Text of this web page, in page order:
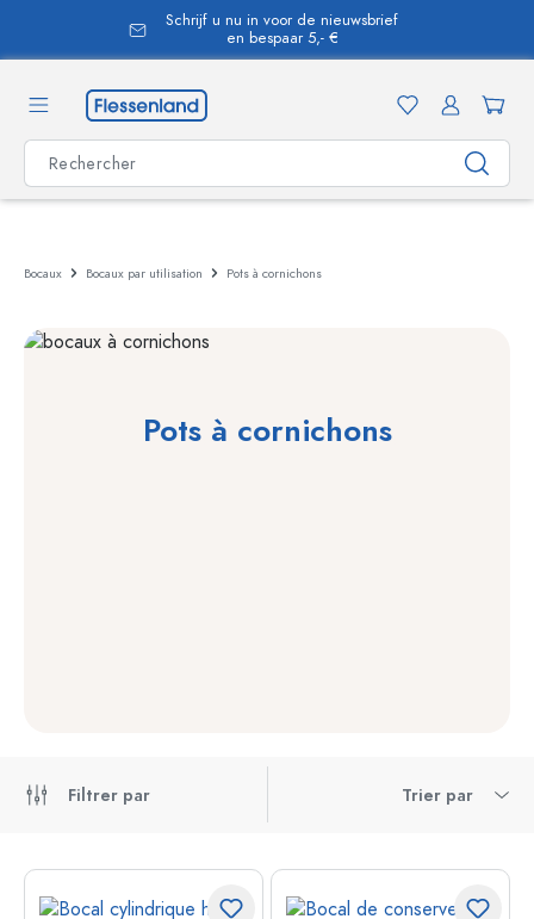
Schrijf u nu in voor de nieuwsbrief
en bespaar 5,- €
Bocaux Bocaux par utilisation Pots à cornichons
Pots à cornichons
Filtrer par Trier par